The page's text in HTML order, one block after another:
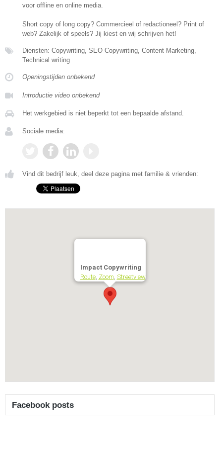
voor offline en online media.
Short copy of long copy? Commercieel of redactioneel? Print of
web? Zakelijk of speels? Jij kiest en wij schrijven het!
Diensten: Copywriting, SEO Copywriting, Content Marketing,
Technical writing
Openingstijden onbekend
Introductie video onbekend
Het werkgebied is niet beperkt tot een bepaalde afstand.
Sociale media:
Vind dit bedrijf leuk, deel deze pagina met familie & vrienden:
Impact Copywriting
Route, Zoom, Streetview
Facebook posts